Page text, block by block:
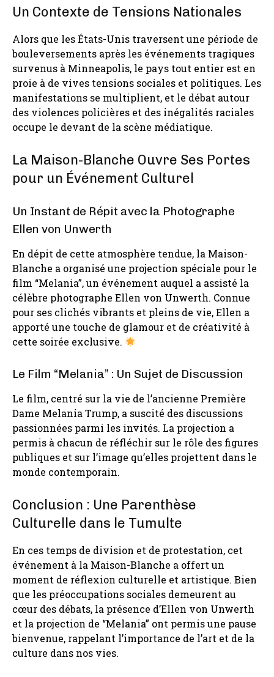
Un Contexte de Tensions Nationales
Alors que les États-Unis traversent une période de
bouleversements après les événements tragiques
survenus à Minneapolis, le pays tout entier est en
proie à de vives tensions sociales et politiques. Les
manifestations se multiplient, et le débat autour
des violences policières et des inégalités raciales
occupe le devant de la scène médiatique.
La Maison-Blanche Ouvre Ses Portes
pour un Événement Culturel
Un Instant de Répit avec la Photographe
Ellen von Unwerth
En dépit de cette atmosphère tendue, la Maison-
Blanche a organisé une projection spéciale pour le
film “Melania”, un événement auquel a assisté la
célèbre photographe Ellen von Unwerth. Connue
pour ses clichés vibrants et pleins de vie, Ellen a
apporté une touche de glamour et de créativité à
cette soirée exclusive.
Le Film “Melania” : Un Sujet de Discussion
Le film, centré sur la vie de l’ancienne Première
Dame Melania Trump, a suscité des discussions
passionnées parmi les invités. La projection a
permis à chacun de réfléchir sur le rôle des figures
publiques et sur l’image qu’elles projettent dans le
monde contemporain.
Conclusion : Une Parenthèse
Culturelle dans le Tumulte
En ces temps de division et de protestation, cet
événement à la Maison-Blanche a offert un
moment de réflexion culturelle et artistique. Bien
que les préoccupations sociales demeurent au
cœur des débats, la présence d’Ellen von Unwerth
et la projection de “Melania” ont permis une pause
bienvenue, rappelant l’importance de l’art et de la
culture dans nos vies.